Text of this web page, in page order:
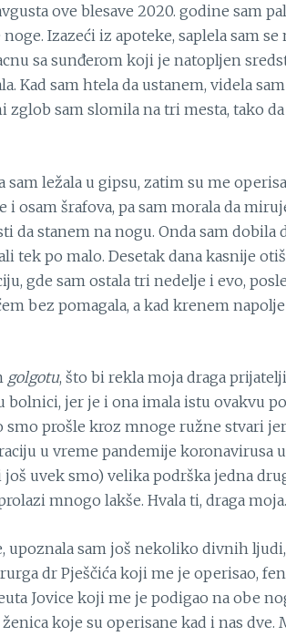
ove blesave 2020. godine sam
Izazeći iz apoteke, saplela sam
sa sunđerom koji je natopljen
Kad sam htela da ustanem, videla
zglob sam slomila na tri mesta, tako
sam ležala u gipsu, zatim su me
i osam šrafova, pa sam morala da
da stanem na nogu. Onda sam dobila
tek po malo. Desetak dana kasnije
gde sam ostala tri nedelje i evo,
bez pomagala, a kad krenem
golgotu, što bi rekla moja draga
bolnici, jer je i ona imala istu ovakvu
smo prošle kroz mnoge ružne stvari
u vreme pandemije koronavirusa
još uvek smo) velika podrška jedna
mnogo lakše. Hvala ti, draga moja.
upoznala sam još nekoliko divnih
dr Pješčića koji me je operisao,
Jovice koji me je podigao na obe
koje su operisane kad i nas dve.